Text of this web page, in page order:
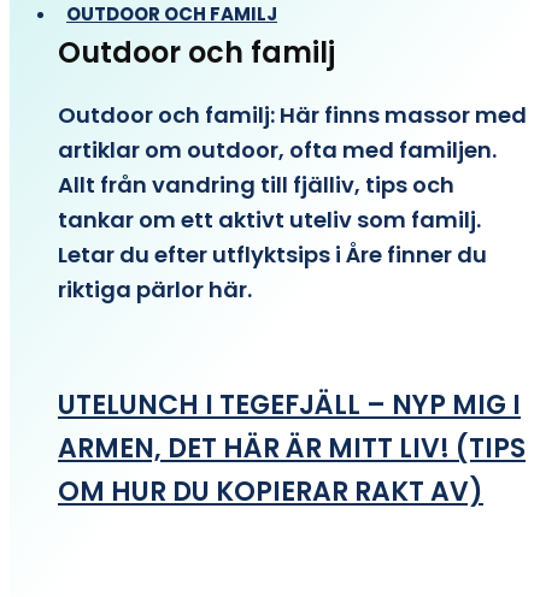
OUTDOOR OCH FAMILJ
Outdoor och familj
Outdoor och familj: Här finns massor med
artiklar om outdoor, ofta med familjen.
Allt från vandring till fjälliv, tips och
tankar om ett aktivt uteliv som familj.
Letar du efter utflyktsips i Åre finner du
riktiga pärlor här.
UTELUNCH I TEGEFJÄLL – NYP MIG I
ARMEN, DET HÄR ÄR MITT LIV! (TIPS
OM HUR DU KOPIERAR RAKT AV)